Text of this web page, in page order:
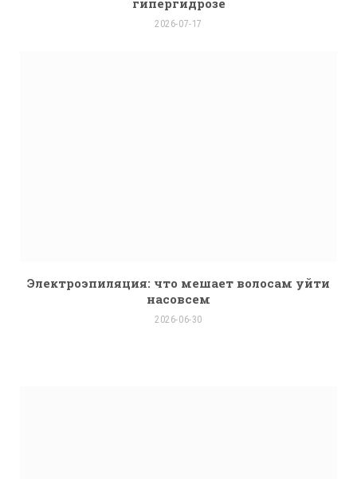
2026-07-17
Электроэпиляция: что мешает волосам уйти
насовсем
2026-06-30